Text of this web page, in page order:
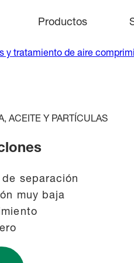
Productos
y tratamiento de aire
ACEITE Y PARTÍCULAS
separación
muy baja